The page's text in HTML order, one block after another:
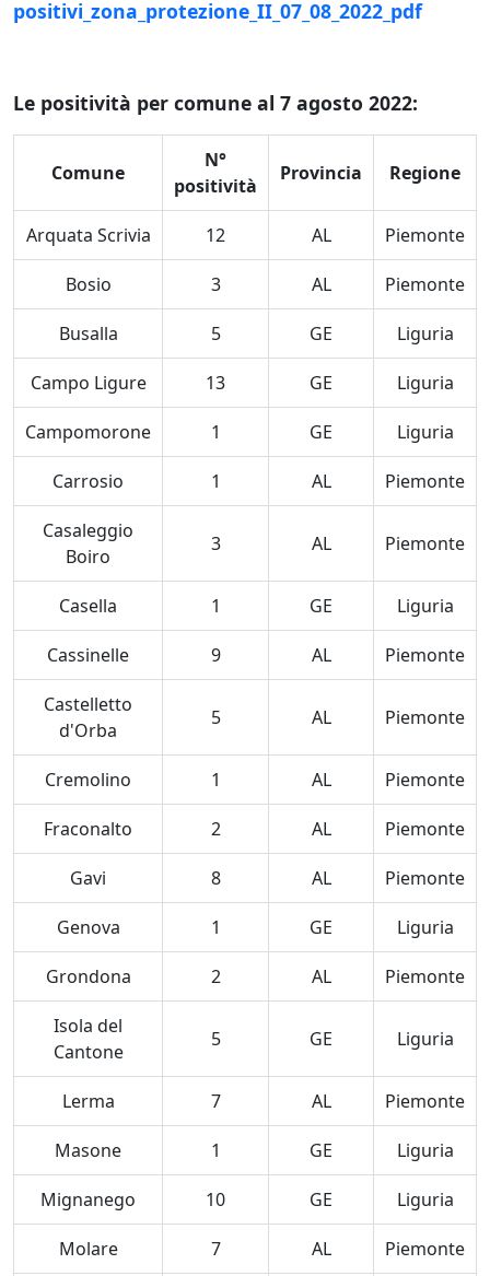
positivi_zona_protezione_II_07_08_2022_pdf
Le positività per comune al 7 agosto 2022:
Comune
N°
positività
Provincia Regione
Arquata Scrivia 12 AL Piemonte
Bosio 3 AL Piemonte
Busalla 5 GE Liguria
Campo Ligure 13 GE Liguria
Campomorone 1 GE Liguria
Carrosio 1 AL Piemonte
Casaleggio
Boiro
3 AL Piemonte
Casella 1 GE Liguria
Cassinelle 9 AL Piemonte
Castelletto
d'Orba
5 AL Piemonte
Cremolino 1 AL Piemonte
Fraconalto 2 AL Piemonte
Gavi 8 AL Piemonte
Genova 1 GE Liguria
Grondona 2 AL Piemonte
Isola del
Cantone
5 GE Liguria
Lerma 7 AL Piemonte
Masone 1 GE Liguria
Mignanego 10 GE Liguria
Molare 7 AL Piemonte